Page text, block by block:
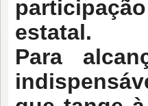
estatal.
Para